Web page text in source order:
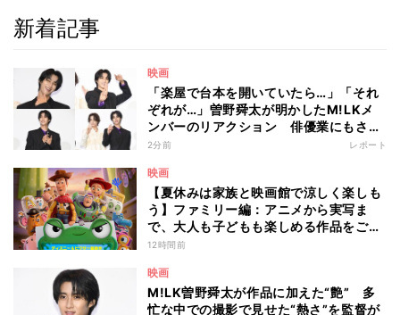
新着記事
映画
「楽屋で台本を開いていたら…」「それ
ぞれが…」曽野舜太が明かしたM!LKメ
ンバーのリアクション 俳優業にもさら
なる意欲
2分前 レポート
映画
【夏休みは家族と映画館で涼しく楽しも
う】ファミリー編：アニメから実写ま
で、大人も子どもも楽しめる作品をご紹
介 - 編集部が注目する最新映画5選
12時間前
映画
M!LK曽野舜太が作品に加えた“艶” 多
忙な中での撮影で見せた“熱さ”を監督が